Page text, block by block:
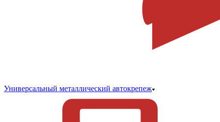
Универсальный металлический автокрепеж